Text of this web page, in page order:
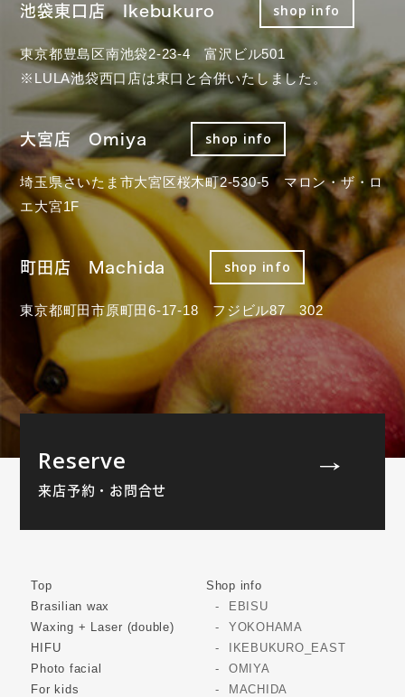
池袋東口店 Ikebukuro shop info
東京都豊島区南池袋2-23-4 富沢ビル501
※LULA池袋西口店は東口と合併いたしました。
大宮店 Omiya shop info
埼玉県さいたま市大宮区桜木町2-530-5 マロン・ザ・ロ
エ大宮1F
町田店 Machida shop info
東京都町田市原町田6-17-18 フジビル87 302
Reserve
来店予約・お問合せ
Top
Brasilian wax
Waxing + Laser (double)
HIFU
Photo facial
For kids
Shop info
EBISU
YOKOHAMA
IKEBUKURO_EAST
OMIYA
MACHIDA